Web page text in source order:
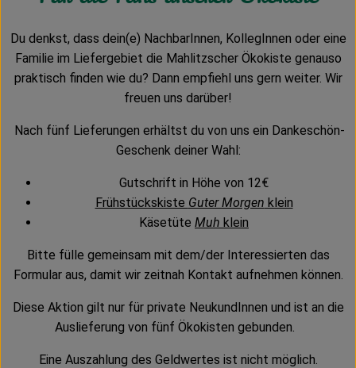
Vorratskammer
Getränke
Über uns
Lieferservice
Neues vom Hof
Blog
Du denkst, dass dein(e) NachbarInnen, KollegInnen oder eine
Familie im Liefergebiet die Mahlitzscher Ökokiste genauso
praktisch finden wie du? Dann empfiehl uns gern weiter. Wir
freuen uns darüber!
Nach fünf Lieferungen erhältst du von uns ein Dankeschön-
Geschenk deiner Wahl:
Gutschrift in Höhe von 12€
Frühstückskiste Guter Morgen klein
Käsetüte Muh klein
Bitte fülle gemeinsam mit dem/der Interessierten das
Formular aus, damit wir zeitnah Kontakt aufnehmen können.
Diese Aktion gilt nur für private NeukundInnen und ist an die
Auslieferung von fünf Ökokisten gebunden.
Eine Auszahlung des Geldwertes ist nicht möglich.